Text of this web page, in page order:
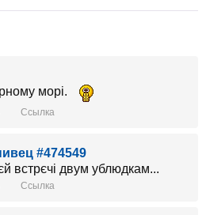
морі.
Ссылка
#474549
встрєчі двум ублюдкам...
Ссылка